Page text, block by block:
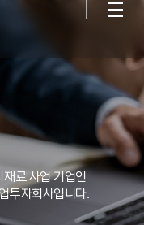
료 사업 기업인
투자회사입니다.